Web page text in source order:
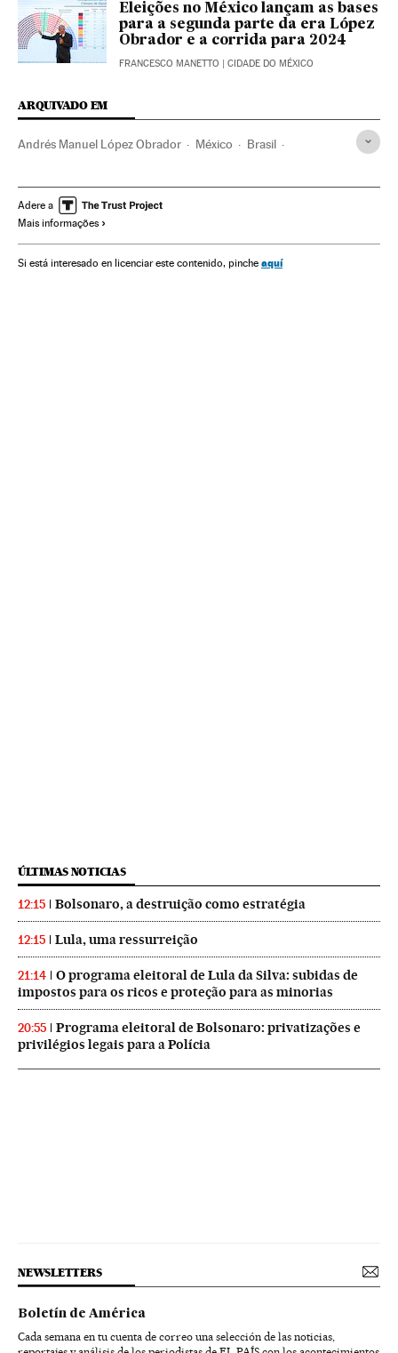
Eleições no México lançam as bases
para a segunda parte da era López
Obrador e a corrida para 2024
FRANCESCO MANETTO | CIDADE DO MÉXICO
ARQUIVADO EM
Andrés Manuel López Obrador México Brasil
Organización Estados Americanos
Tratados internacionales
Adere a
Mais informações
Si está interesado en licenciar este contenido, pinche aquí
ÚLTIMAS NOTICIAS
12:15 Bolsonaro, a destruição como estratégia
12:15 Lula, uma ressurreição
21:14
O programa eleitoral de Lula da Silva: subidas de
impostos para os ricos e proteção para as minorias
20:55
Programa eleitoral de Bolsonaro: privatizações e
privilégios legais para a Polícia
NEWSLETTERS
Boletín de América
Cada semana en tu cuenta de correo una selección de las noticias,